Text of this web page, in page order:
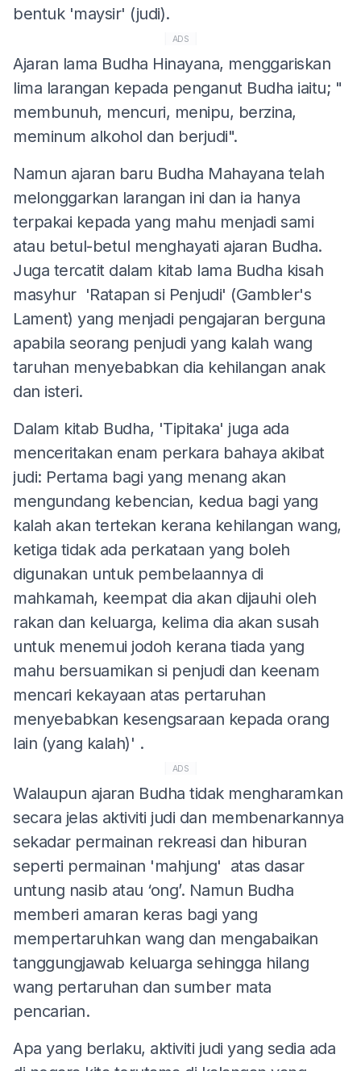
bentuk 'maysir' (judi).
ADS
Ajaran lama Budha Hinayana, menggariskan
lima larangan kepada penganut Budha iaitu; "
membunuh, mencuri, menipu, berzina,
meminum alkohol dan berjudi".
Namun ajaran baru Budha Mahayana telah
melonggarkan larangan ini dan ia hanya
terpakai kepada yang mahu menjadi sami
atau betul-betul menghayati ajaran Budha.
Juga tercatit dalam kitab lama Budha kisah
masyhur 'Ratapan si Penjudi' (Gambler's
Lament) yang menjadi pengajaran berguna
apabila seorang penjudi yang kalah wang
taruhan menyebabkan dia kehilangan anak
dan isteri.
Dalam kitab Budha, 'Tipitaka' juga ada
menceritakan enam perkara bahaya akibat
judi: Pertama bagi yang menang akan
mengundang kebencian, kedua bagi yang
kalah akan tertekan kerana kehilangan wang,
ketiga tidak ada perkataan yang boleh
digunakan untuk pembelaannya di
mahkamah, keempat dia akan dijauhi oleh
rakan dan keluarga, kelima dia akan susah
untuk menemui jodoh kerana tiada yang
mahu bersuamikan si penjudi dan keenam
mencari kekayaan atas pertaruhan
menyebabkan kesengsaraan kepada orang
lain (yang kalah)' .
ADS
Walaupun ajaran Budha tidak mengharamkan
secara jelas aktiviti judi dan membenarkannya
sekadar permainan rekreasi dan hiburan
seperti permainan 'mahjung' atas dasar
untung nasib atau ‘ong’. Namun Budha
memberi amaran keras bagi yang
mempertaruhkan wang dan mengabaikan
tanggungjawab keluarga sehingga hilang
wang pertaruhan dan sumber mata
pencarian.
Apa yang berlaku, aktiviti judi yang sedia ada